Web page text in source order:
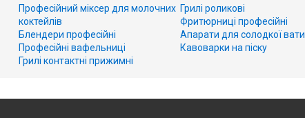
Професійний міксер для молочних
коктейлів
Блендери професійні
Професійні вафельниці
Грилі контактні прижимні
Грилі роликові
Фритюрниці професійні
Апарати для солодкої вати
Кавоварки на піску